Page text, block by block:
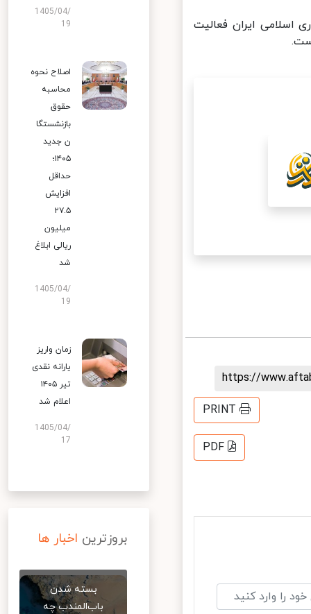
ایران فعالیت
https://
PRINT
PDF
1405/04/
19
اصلاح نحوه
محاسبه
حقوق
بازنشستگا
ن جدید
۱۴۰۵؛
حداقل
افزایش
۲۷.۵
میلیون
ریالی ابلاغ
شد
1405/04/
19
زمان واریز
یارانه نقدی
تیر ۱۴۰۵
اعلام شد
1405/04/
17
بروزترین اخبار ها
بسته شدن
باب‌المندب چه